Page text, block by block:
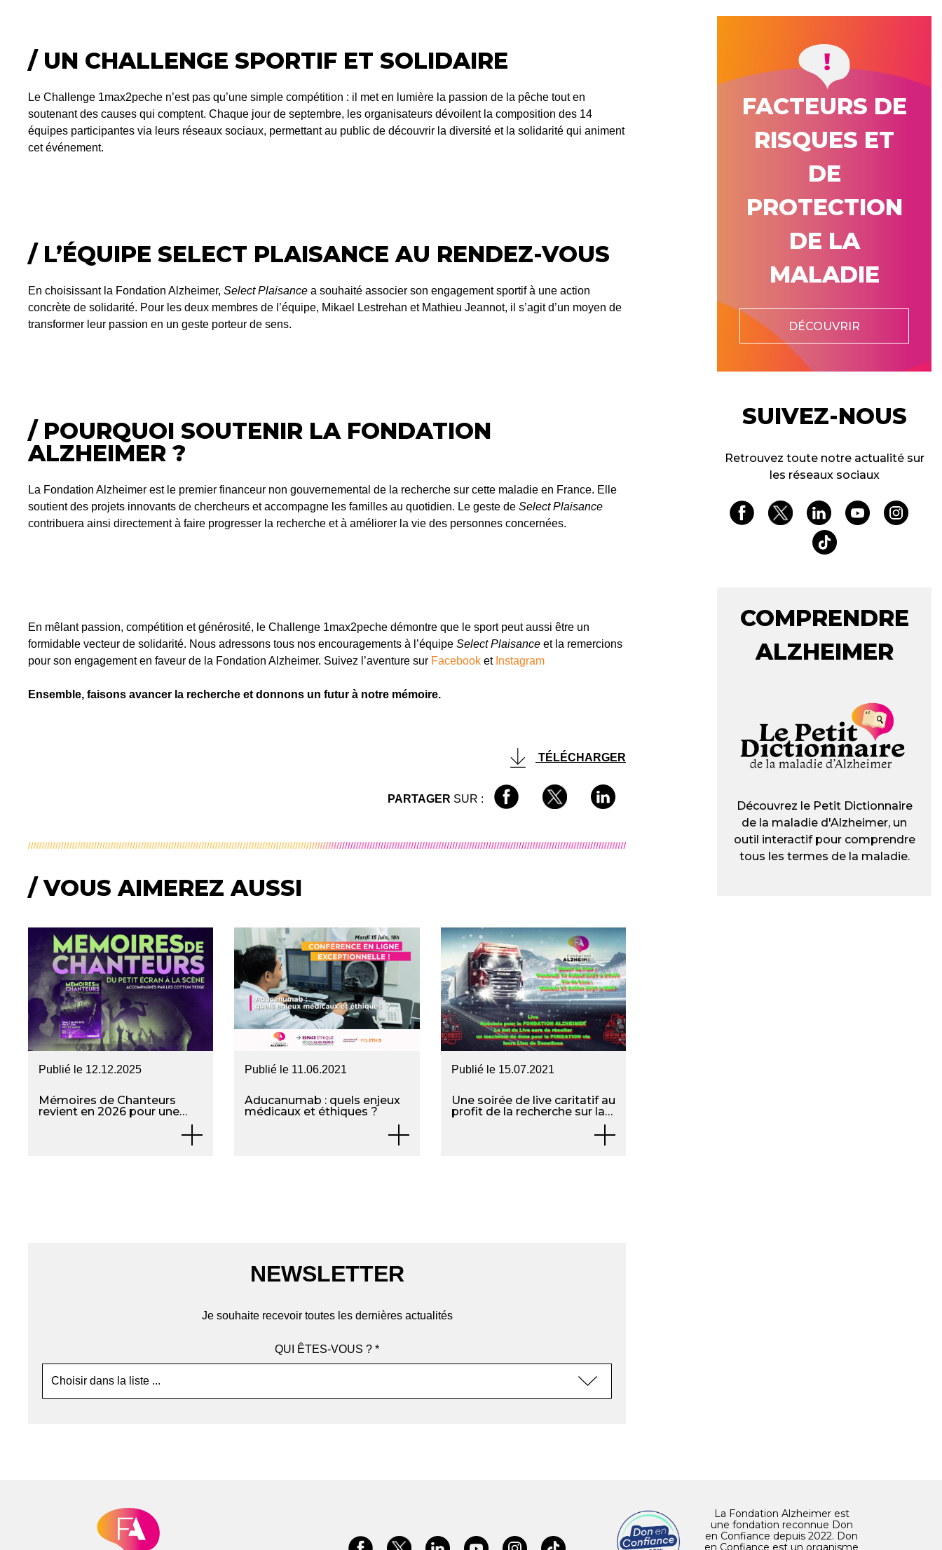
/ UN CHALLENGE SPORTIF ET SOLIDAIRE
Le Challenge 1max2peche n’est pas qu’une simple compétition : il met en lumière la passion de la pêche tout en
soutenant des causes qui comptent. Chaque jour de septembre, les organisateurs dévoilent la composition des 14
équipes participantes via leurs réseaux sociaux, permettant au public de découvrir la diversité et la solidarité qui animent
cet événement.
/ L’ÉQUIPE SELECT PLAISANCE AU RENDEZ-VOUS
En choisissant la Fondation Alzheimer, Select Plaisance a souhaité associer son engagement sportif à une action
concrète de solidarité. Pour les deux membres de l’équipe, Mikael Lestrehan et Mathieu Jeannot, il s’agit d’un moyen de
transformer leur passion en un geste porteur de sens.
/ POURQUOI SOUTENIR LA FONDATION
ALZHEIMER ?
La Fondation Alzheimer est le premier financeur non gouvernemental de la recherche sur cette maladie en France. Elle
soutient des projets innovants de chercheurs et accompagne les familles au quotidien. Le geste de Select Plaisance
contribuera ainsi directement à faire progresser la recherche et à améliorer la vie des personnes concernées.
En mêlant passion, compétition et générosité, le Challenge 1max2peche démontre que le sport peut aussi être un
formidable vecteur de solidarité. Nous adressons tous nos encouragements à l’équipe Select Plaisance et la remercions
pour son engagement en faveur de la Fondation Alzheimer. Suivez l’aventure sur Facebook et Instagram
Ensemble, faisons avancer la recherche et donnons un futur à notre mémoire.
TÉLÉCHARGER
PARTAGER SUR :
/ VOUS AIMEREZ AUSSI
Publié le 12.12.2025
Mémoires de Chanteurs
revient en 2026 pour une
d’émotions, de musique et
Publié le 11.06.2021
Aducanumab : quels enjeux
médicaux et éthiques ?
Publié le 15.07.2021
Une soirée de live caritatif au
profit de la recherche sur la
NEWSLETTER
Je souhaite recevoir toutes les dernières actualités
QUI ÊTES-VOUS ? *
FACTEURS DE
RISQUES ET
DE
PROTECTION
DE LA
MALADIE
DÉCOUVRIR
SUIVEZ-NOUS
Retrouvez toute notre actualité sur
les réseaux sociaux
COMPRENDRE
ALZHEIMER
Découvrez le Petit Dictionnaire
de la maladie d'Alzheimer, un
outil interactif pour comprendre
tous les termes de la maladie.
La Fondation Alzheimer est
une fondation reconnue Don
en Confiance depuis 2022. Don
en Confiance est un organisme